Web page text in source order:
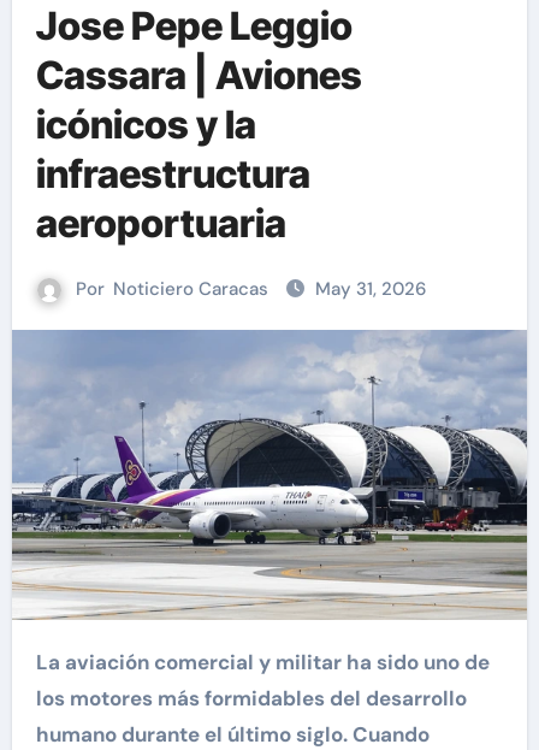
Jose Pepe Leggio
Cassara | Aviones
icónicos y la
infraestructura
aeroportuaria
Por Noticiero Caracas May 31, 2026
La aviación comercial y militar ha sido uno de
los motores más formidables del desarrollo
humano durante el último siglo. Cuando